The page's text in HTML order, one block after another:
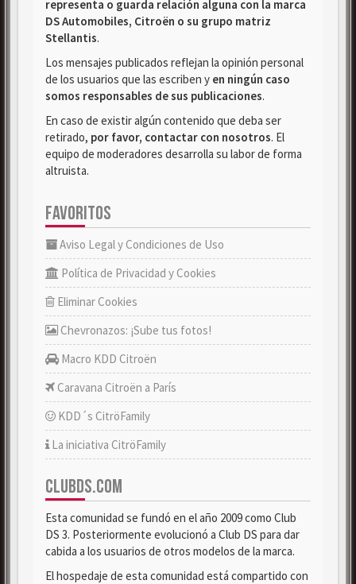
representa o guarda relación alguna con la marca
DS Automobiles, Citroën o su grupo matriz
Stellantis.
Los mensajes publicados reflejan la opinión personal
de los usuarios que las escriben y en ningún caso
somos responsables de sus publicaciones.
En caso de existir algún contenido que deba ser
retirado, por favor, contactar con nosotros. El
equipo de moderadores desarrolla su labor de forma
altruista.
FAVORITOS
Aviso Legal y Condiciones de Uso
Política de Privacidad y Cookies
Eliminar Cookies
Chevronazos: ¡Sube tus fotos!
Macro KDD Citroën
Caravana Citroën a París
KDD´s CitröFamily
La iniciativa CitröFamily
CLUBDS.COM
Esta comunidad se fundó en el año 2009 como Club
DS 3. Posteriormente evolucionó a Club DS para dar
cabida a los usuarios de otros modelos de la marca.
El hospedaje de esta comunidad está compartido con